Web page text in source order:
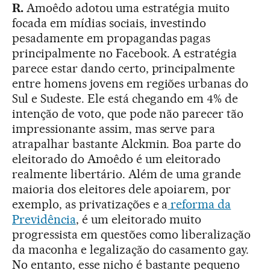
R.Amoêdo adotou uma estratégia muito
focada em mídias sociais, investindo
pesadamente em propagandas pagas
principalmente no Facebook. A estratégia
parece estar dando certo, principalmente
entre homens jovens em regiões urbanas do
Sul e Sudeste. Ele está chegando em 4% de
intenção de voto, que pode não parecer tão
impressionante assim, mas serve para
atrapalhar bastante Alckmin. Boa parte do
eleitorado do Amoêdo é um eleitorado
realmente libertário. Além de uma grande
maioria dos eleitores dele apoiarem, por
exemplo, as privatizações e a reforma da
Previdência, é um eleitorado muito
progressista em questões como liberalização
da maconha e legalização do casamento gay.
No entanto, esse nicho é bastante pequeno